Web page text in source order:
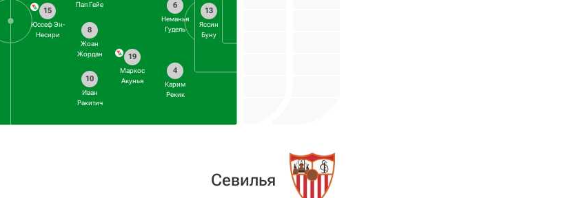
13
Яссин
Буну
6
Неманья
Гудель
4
Карим
Рекик
19
Маркос
Акунья
Пап Гейе
8
Жоан
Жордан
10
Иван
Ракитич
15
Юссеф Эн-
Несири
Севилья